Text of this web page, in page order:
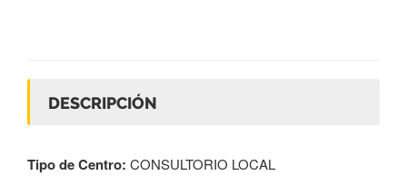
DESCRIPCIÓN
Tipo de Centro: CONSULTORIO LOCAL